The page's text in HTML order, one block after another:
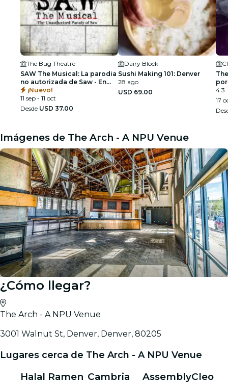
The Bug Theatre
SAW The Musical: La parodia
no autorizada de Saw - En
vivo desde Nueva York
¡Nuevo!
11 sep - 11 oct
Desde USD 37.00
Dairy Block
Sushi Making 101: Denver
28 ago
USD 69.00
4.3
17
Imágenes de The Arch - A NPU Venue
Galería
¿Cómo llegar?
The Arch - A NPU Venue
3001 Walnut St, Denver, Denver, 80205
Lugares cerca de The Arch - A NPU Venue
Halal Ramen Cambria
AssemblyCleo